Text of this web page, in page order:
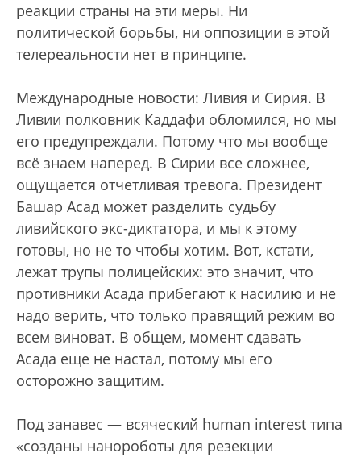
реакции страны на эти меры. Ни
политической борьбы, ни оппозиции в этой
телереальности нет в принципе.
Международные новости: Ливия и Сирия. В
Ливии полковник Каддафи обломился, но мы
его предупреждали. Потому что мы вообще
всё знаем наперед. В Сирии все сложнее,
ощущается отчетливая тревога. Президент
Башар Асад может разделить судьбу
ливийского экс-диктатора, и мы к этому
готовы, но не то чтобы хотим. Вот, кстати,
лежат трупы полицейских: это значит, что
противники Асада прибегают к насилию и не
надо верить, что только правящий режим во
всем виноват. В общем, момент сдавать
Асада еще не настал, потому мы его
осторожно защитим.
Под занавес — всяческий human interest типа
«созданы нанороботы для резекции